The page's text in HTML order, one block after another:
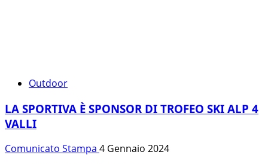
Outdoor
LA SPORTIVA È SPONSOR DI TROFEO SKI ALP 4
VALLI
Comunicato Stampa 4 Gennaio 2024